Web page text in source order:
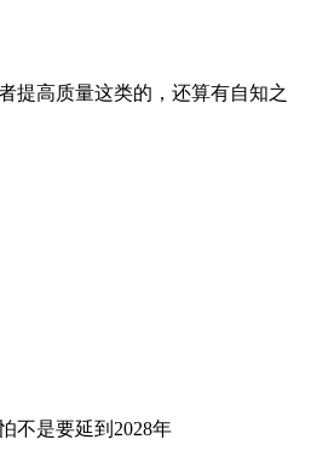
提高质量这类的，还算有自知之
不是要延到2028年